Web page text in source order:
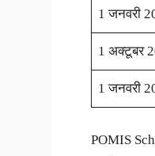
1 जनवरी
1 अक्टूबर
1 जनवरी
POMIS